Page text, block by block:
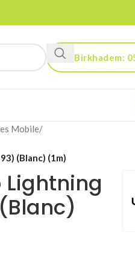
Birkhadem:
Kouba: 0560
Mobile/
(Blanc) (1m)
Lightning